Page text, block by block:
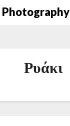
Photography
Ρυάκι